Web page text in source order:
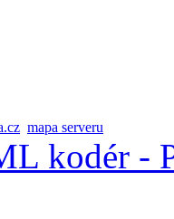
mapa serveru
kodér -